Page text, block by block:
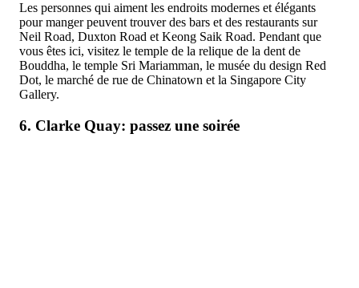
Les personnes qui aiment les endroits modernes et élégants
pour manger peuvent trouver des bars et des restaurants sur
Neil Road, Duxton Road et Keong Saik Road. Pendant que
vous êtes ici, visitez le temple de la relique de la dent de
Bouddha, le temple Sri Mariamman, le musée du design Red
Dot, le marché de rue de Chinatown et la Singapore City
Gallery.
6. Clarke Quay: passez une soirée